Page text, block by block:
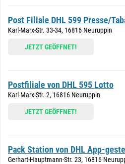
Post Filiale DHL 599 Presse/
Karl-Marx-Str. 33-34, 16816 Neuruppin
JETZT GEÖFFNET!
Postfiliale von DHL 595 Lotto
Karl-Marx-Str. 2, 16816 Neuruppin
JETZT GEÖFFNET!
Pack Station von DHL App-
Gerhart-Hauptmann-Str. 23, 16816